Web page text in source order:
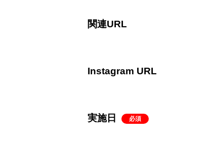
関連URL
Instagram URL
実施日 必須